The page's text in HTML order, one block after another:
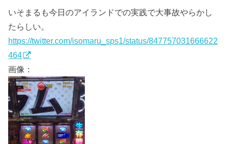
いそまるも今日のアイランドでの実践で大事故やらかし
たらしい。
https://twitter.com/isomaru_sps1/status/847757031666622
464
画像：